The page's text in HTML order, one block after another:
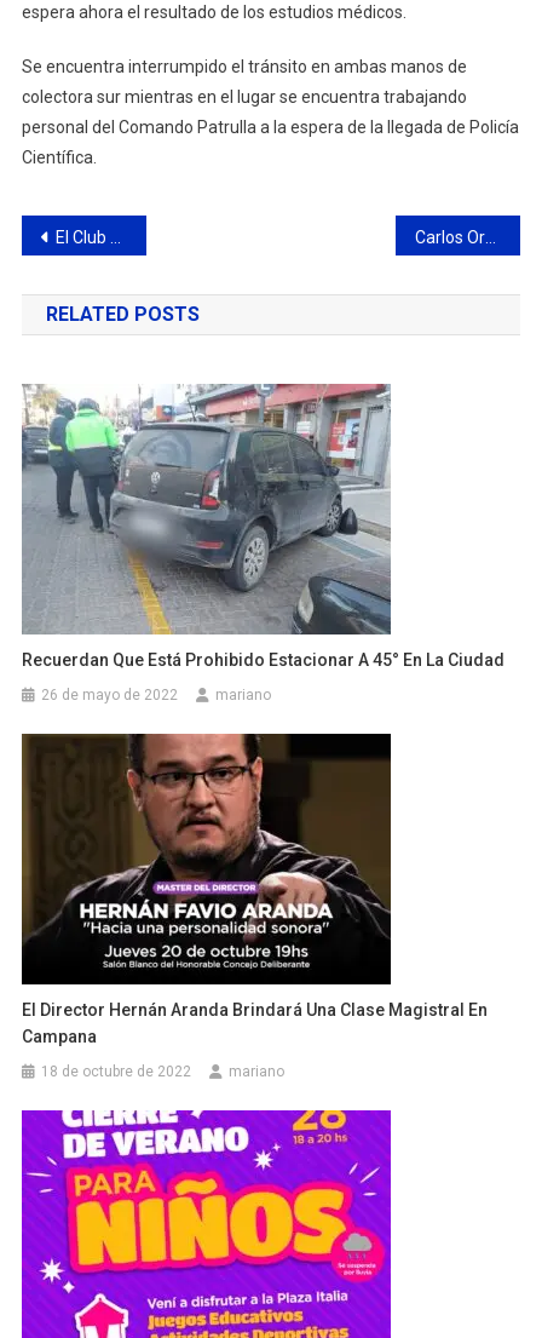
espera ahora el resultado de los estudios médicos.
Se encuentra interrumpido el tránsito en ambas manos de
colectora sur mientras en el lugar se encuentra trabajando
personal del Comando Patrulla a la espera de la llegada de Policía
Científica.
Navegación
de
entradas
El Club Ciudad de Campana presentó el proyecto para la construcción de su cancha sintética de hóckey
RELATED POSTS
Recuerdan Que Está Prohibido Estacionar A 45° En La Ciudad
26 de mayo de 2022 mariano
El Director Hernán Aranda Brindará Una Clase Magistral En
Campana
18 de octubre de 2022 mariano